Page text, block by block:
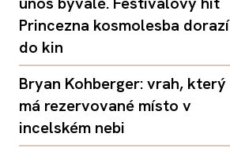
Princezna kosmolesba dorazí
do kin
Bryan Kohberger: vrah, který
má rezervované místo v
incelském nebi